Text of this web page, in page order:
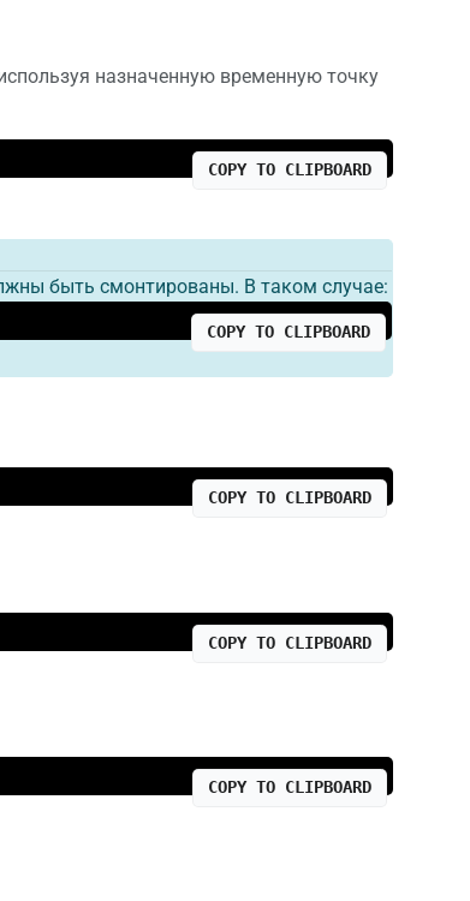
назначенную временную точку
COPY TO CLIPBOARD
быть смонтированы. В таком случае:
COPY TO CLIPBOARD
COPY TO CLIPBOARD
COPY TO CLIPBOARD
COPY TO CLIPBOARD